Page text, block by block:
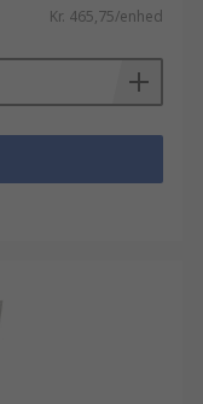
Kr. 465,75/enhed